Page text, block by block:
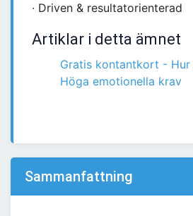
∙ Driven & resultatorienterad
Artiklar i detta ämnet
Gratis kontantkort - Hur
Höga emotionella krav
Sammanfattning